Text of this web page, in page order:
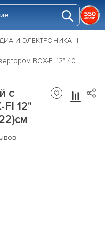
И ЭЛЕКТРОНИКА
BOX-FI 12" 40
c
12"